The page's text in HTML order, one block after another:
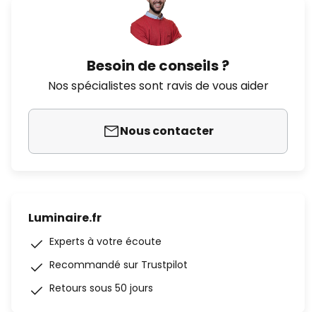
Besoin de conseils ?
Nos spécialistes sont ravis de vous aider
Nous contacter
Luminaire.fr
Experts à votre écoute
Recommandé sur Trustpilot
Retours sous 50 jours